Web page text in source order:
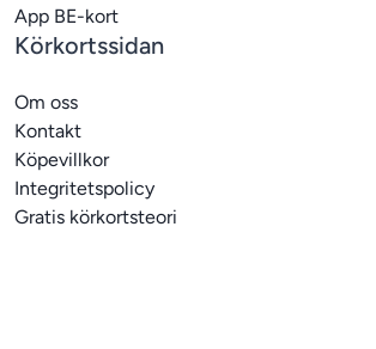
App BE-kort
Körkortssidan
Om oss
Kontakt
Köpevillkor
Integritetspolicy
Gratis körkortsteori